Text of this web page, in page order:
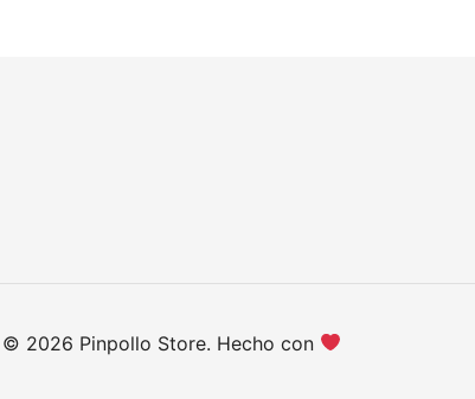
© 2026 Pinpollo Store. Hecho con